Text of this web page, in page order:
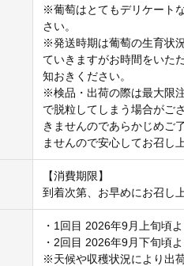
※葡萄はとてもデリケート
さい。
※発送時期は葡萄の生育状
ていきますがお時間をいた
知おきください。
※検品・出荷の際は最大限
で脱粒してしまう場合がご
きませんのであらかじめご
ませんので安心してお召し
【消費期限】
到着次第、お早めにお召し
・1回目 2026年9月上旬頃
・2回目 2026年9月下旬頃
※天候や収穫状況により出